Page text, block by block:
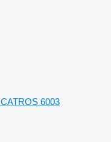
6003